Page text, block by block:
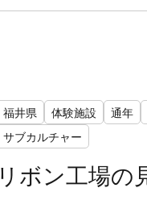
福井県 体験施設 通年
サブカルチャー
リボン工場の